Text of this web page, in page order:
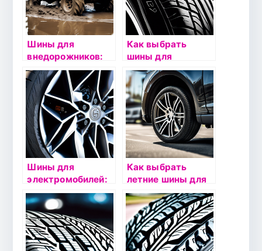
Шины для
внедорожников:
особенности
выбора и
эксплуатации
Как выбрать
шины для
экономичной
езды:
рекомендации
Шины для
электромобилей:
особенности
выбора и
эксплуатации
Как выбрать
летние шины для
автомобиля?